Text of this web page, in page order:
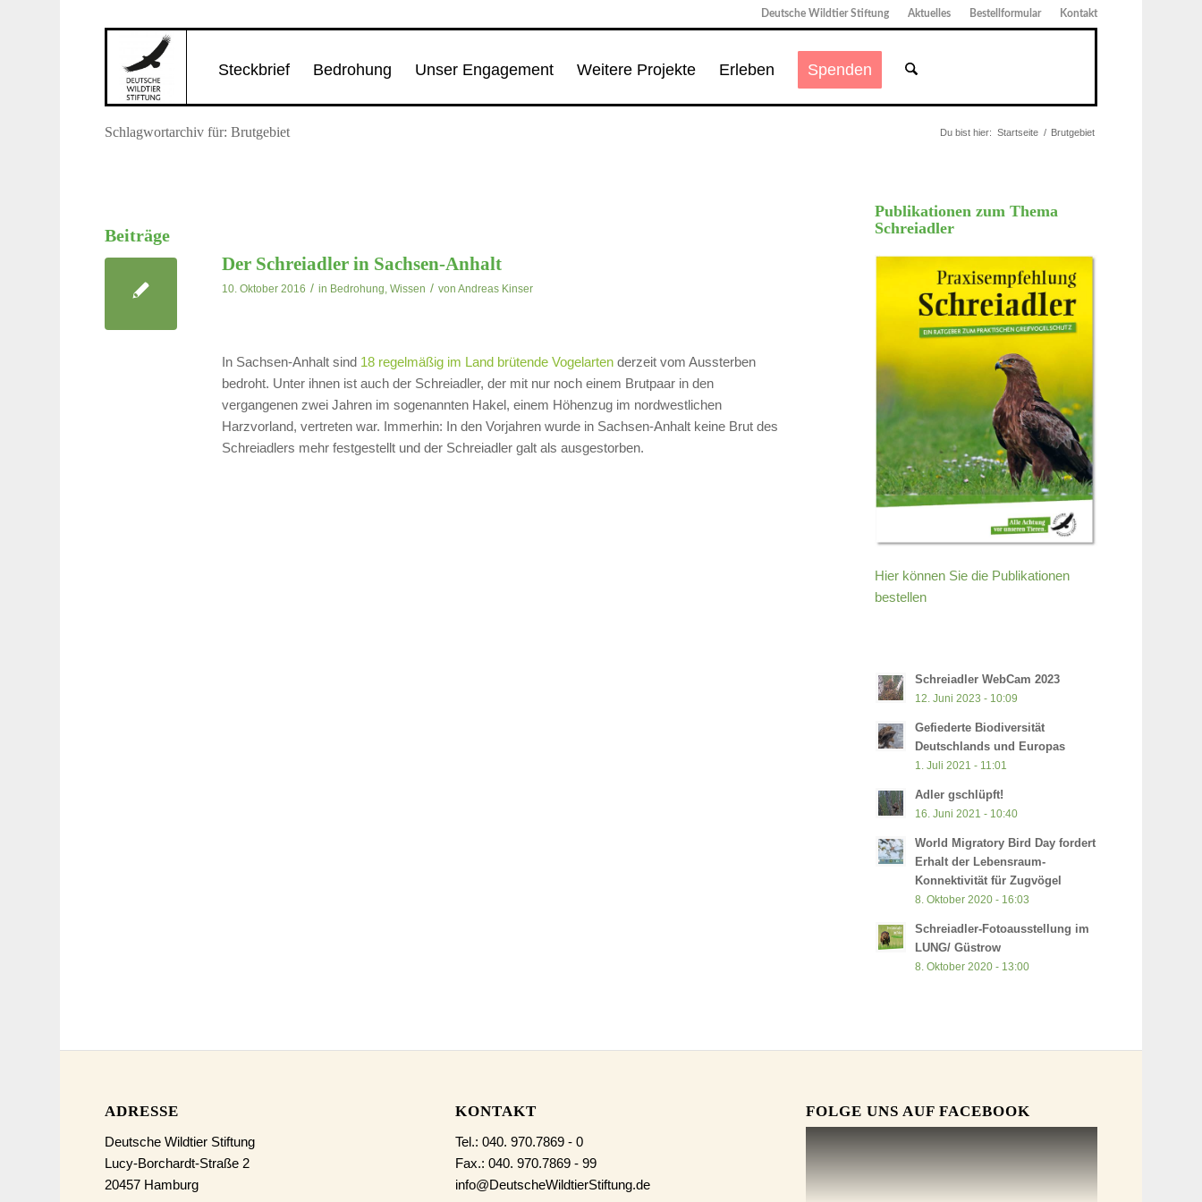
Deutsche Wildtier Stiftung Aktuelles Bestellformular Kontakt
Steckbrief Bedrohung Unser Engagement Weitere Projekte Erleben Spenden
Schlagwortarchiv für: Brutgebiet Du bist hier: Startseite / Brutgebiet
Beiträge
Der Schreiadler in Sachsen-Anhalt
10. Oktober 2016 / in Bedrohung,Wissen / vonAndreas Kinser
In Sachsen-Anhalt sind 18 regelmäßig im Land brütende Vogelartenderzeit vom Aussterben
bedroht. Unter ihnen ist auch der Schreiadler, der mit nur noch einem Brutpaar in den
vergangenen zwei Jahren im sogenannten Hakel, einem Höhenzug im nordwestlichen
Harzvorland, vertreten war. Immerhin: In den Vorjahren wurde in Sachsen-Anhalt keine Brut des
Schreiadlers mehr festgestellt und der Schreiadler galt als ausgestorben.
Publikationen zum Thema
Schreiadler
Hier können Sie die Publikationen
bestellen
Schreiadler WebCam 2023
12. Juni 2023 - 10:09
Gefiederte Biodiversität
Deutschlands und Europas
1. Juli 2021 - 11:01
Adler gschlüpft!
16. Juni 2021 - 10:40
World Migratory Bird Day fordert
Erhalt der Lebensraum-
Konnektivität für Zugvögel
8. Oktober 2020 - 16:03
Schreiadler-Fotoausstellung im
LUNG/ Güstrow
8. Oktober 2020 - 13:00
ADRESSE
Deutsche Wildtier Stiftung
Lucy-Borchardt-Straße 2
20457 Hamburg
KONTAKT
Tel.: 040. 970.7869 - 0
Fax.: 040. 970.7869 - 99
info@DeutscheWildtierStiftung.de
FOLGE UNS AUF FACEBOOK